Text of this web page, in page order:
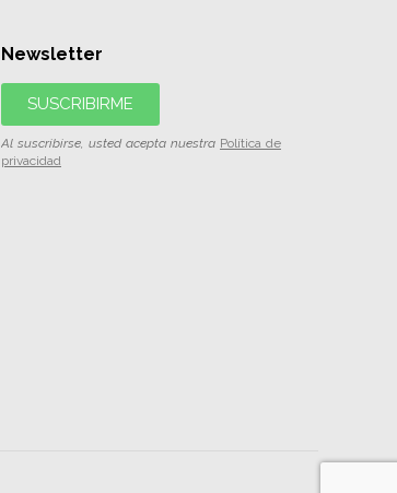
Newsletter
SUSCRIBIRME
Al suscribirse, usted acepta nuestra Política de
privacidad